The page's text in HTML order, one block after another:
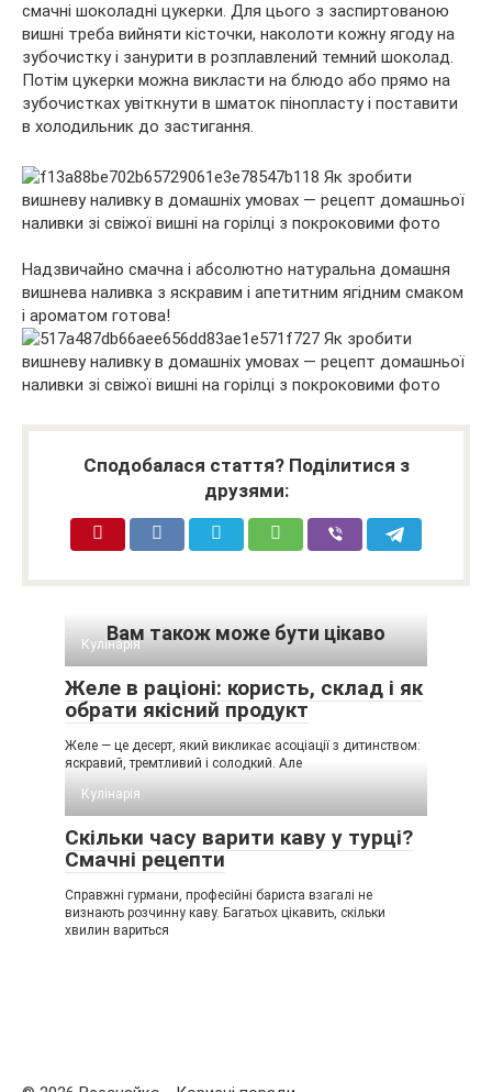
смачні шоколадні цукерки. Для цього з заспиртованою
вишні треба вийняти кісточки, наколоти кожну ягоду на
зубочистку і занурити в розплавлений темний шоколад.
Потім цукерки можна викласти на блюдо або прямо на
зубочистках увіткнути в шматок пінопласту і поставити
в холодильник до застигання.
Надзвичайно смачна і абсолютно натуральна домашня
вишнева наливка з яскравим і апетитним ягідним смаком
і ароматом готова!
Сподобалася стаття? Поділитися з
друзями:
Вам також може бути цікаво
Кулінарія
Желе в раціоні: користь, склад і як
обрати якісний продукт
Желе — це десерт, який викликає асоціації з дитинством:
яскравий, тремтливий і солодкий. Але
Кулінарія
Скільки часу варити каву у турці?
Смачні рецепти
Справжні гурмани, професійні бариста взагалі не
визнають розчинну каву. Багатьох цікавить, скільки
хвилин вариться